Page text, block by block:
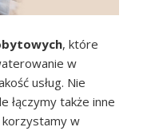
, które
w
usług. Nie
łączymy także inne
korzystamy w